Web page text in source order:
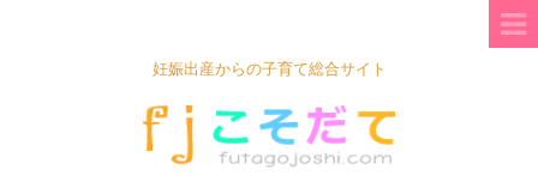
妊娠出産からの子育て総合サイト